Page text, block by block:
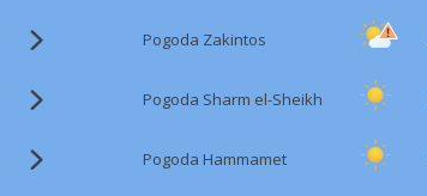
Pogoda Zakintos
Pogoda Sharm el-Sheikh
Pogoda Hammamet